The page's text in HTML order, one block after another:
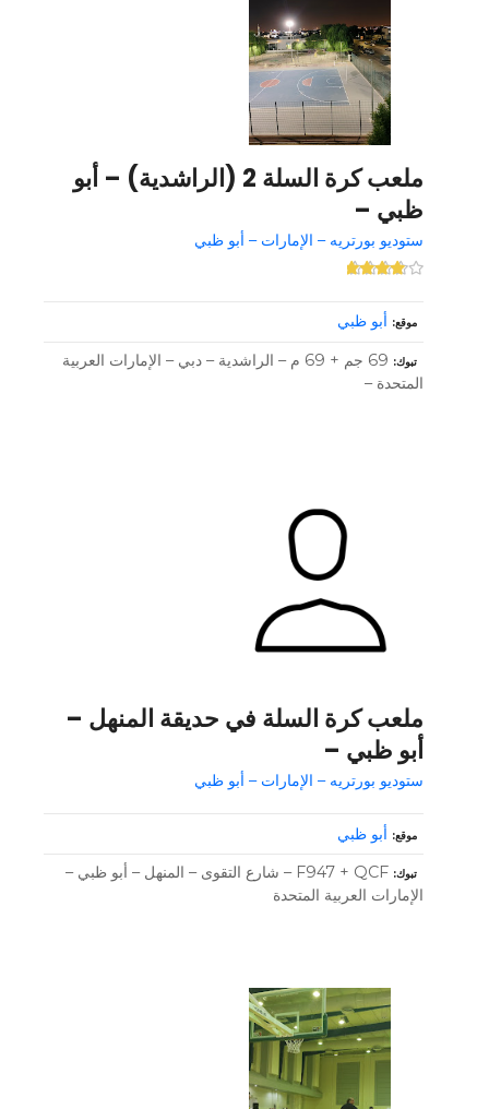
ملعب كرة السلة 2 (الراشدية) – أبو
ظبي –
ستوديو بورتريه – الإمارات – أبو ظبي
موقع أبو ظبي
تبوك
69 جم + 69 م – الراشدية – دبي – الإمارات العربية
المتحدة –
ملعب كرة السلة في حديقة المنهل –
أبو ظبي –
ستوديو بورتريه – الإمارات – أبو ظبي
موقع أبو ظبي
تبوك
F947 + QCF – شارع التقوى – المنهل – أبو ظبي –
الإمارات العربية المتحدة